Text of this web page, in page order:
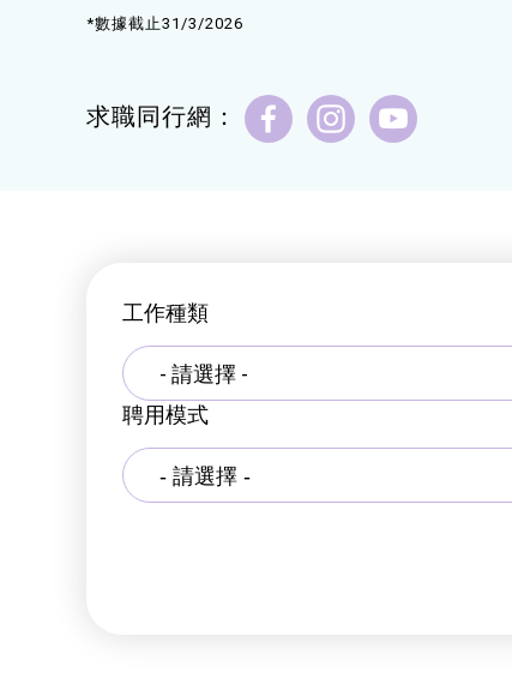
*數據截止31/3/2026
求職同行網：
工作種類
- 請選擇 -
聘用模式